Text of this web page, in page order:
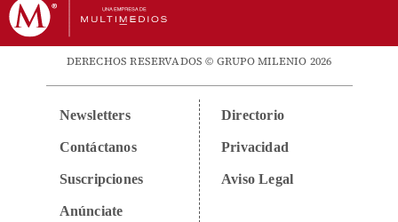
DERECHOS RESERVADOS © GRUPO MILENIO 2026
Newsletters
Contáctanos
Suscripciones
Anúnciate
Directorio
Privacidad
Aviso Legal